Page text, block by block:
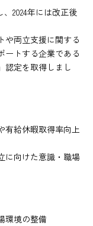
2024年には改正後
や両立支援に関する
ートする企業である
認定を取得しまし
有給休暇取得率向上
に向けた意識・職場
環境の整備